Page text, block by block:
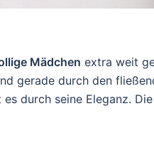
Mädchen extra weit
gerade durch den
durch seine Eleganz.